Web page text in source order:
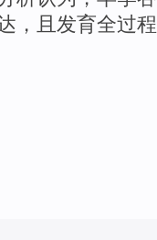
，且发育全过程